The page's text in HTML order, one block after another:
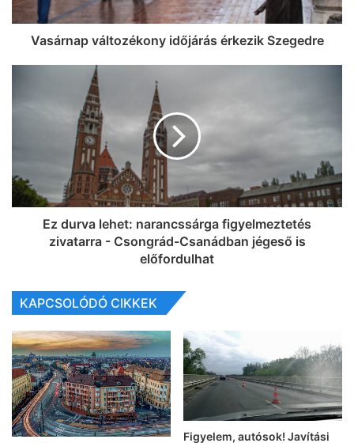
Vasárnap változékony időjárás érkezik Szegedre
Ez durva lehet: narancssárga figyelmeztetés
zivatarra - Csongrád-Csanádban jégeső is
előfordulhat
KAPCSOLÓDÓ CIKKEK
Figyelem, autósok! Javítási